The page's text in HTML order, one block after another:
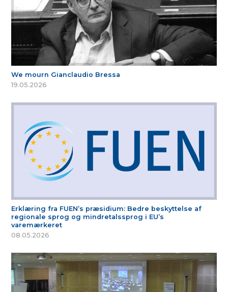
We mourn Gianclaudio Bressa
19.05.2026
Erklæring fra FUEN’s præsidium: Bedre beskyttelse af
regionale sprog og mindretalssprog i EU’s
varemærkeret
08.05.2026